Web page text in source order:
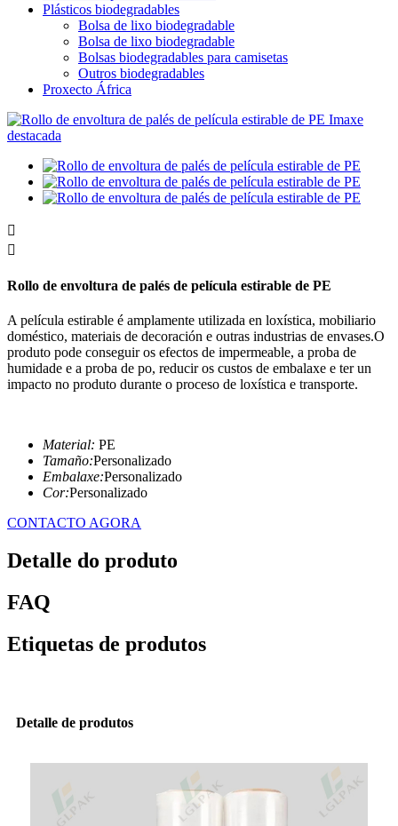
Plásticos biodegradables
Bolsa de lixo biodegradable
Bolsa de lixo biodegradable
Bolsas biodegradables para camisetas
Outros biodegradables
Proxecto África


Rollo de envoltura de palés de película estirable de PE
A película estirable é amplamente utilizada en loxística, mobiliario
doméstico, materiais de decoración e outras industrias de envases.O
produto pode conseguir os efectos de impermeable, a proba de
humidade e a proba de po, reducir os custos de embalaxe e ter un
impacto no produto durante o proceso de loxística e transporte.
Material: PE
Tamaño:Personalizado
Embalaxe:Personalizado
Cor:Personalizado
CONTACTO AGORA
Detalle do produto
FAQ
Etiquetas de produtos
Detalle de produtos